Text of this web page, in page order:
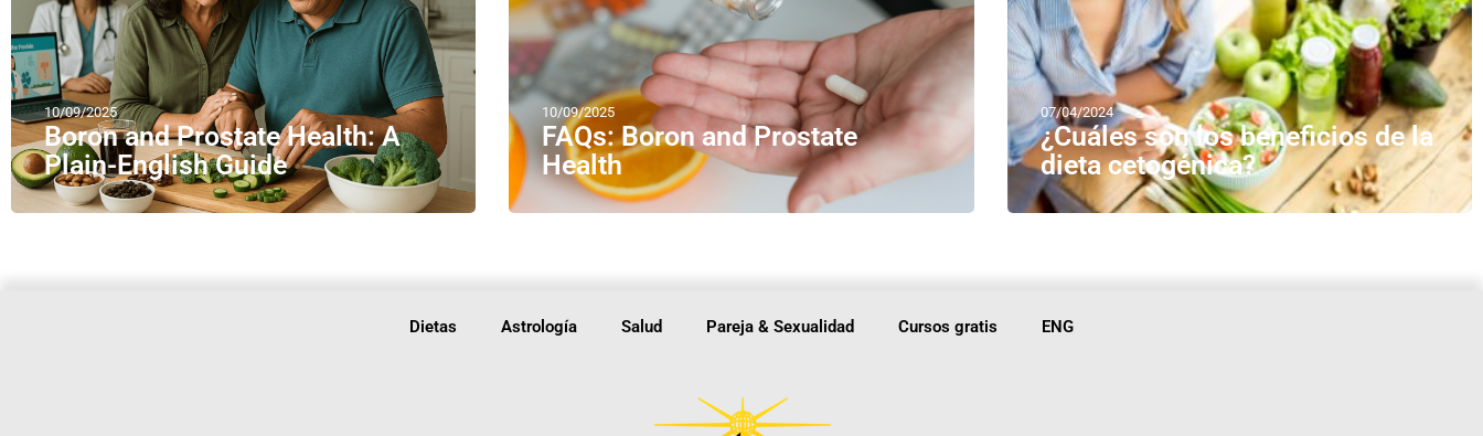
10/09/2025
Boron and Prostate Health: A
Plain-English Guide
10/09/2025
FAQs: Boron and Prostate
Health
07/04/2024
¿Cuáles son los beneficios de la
dieta cetogénica?
Dietas Astrología Salud Pareja & Sexualidad Cursos gratis ENG